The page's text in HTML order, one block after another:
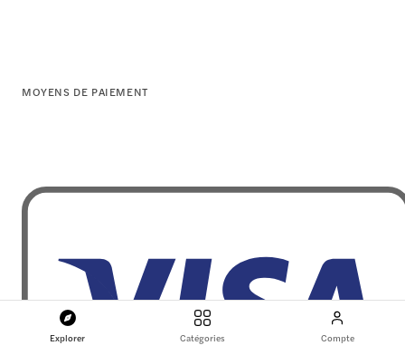
Explorer Catégories Compte
MOYENS DE PAIEMENT